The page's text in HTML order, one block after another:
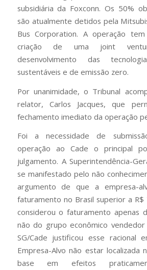
subsidiária da Foxconn. Os 50%
são atualmente detidos pela
Bus Corporation. A operação
criação de uma joint
desenvolvimento das
sustentáveis e de emissão zero.
Por unanimidade, o Tribunal
relator, Carlos Jacques, que
fechamento imediato da operação
Foi a necessidade de
operação ao Cade o principal
julgamento. A Superintendência-
se manifestado pelo não
argumento de que a empresa-
faturamento no Brasil superior a
considerou o faturamento apenas
não do grupo econômico
SG/Cade justificou esse racional
Empresa-Alvo não estar localizada
base em efeitos